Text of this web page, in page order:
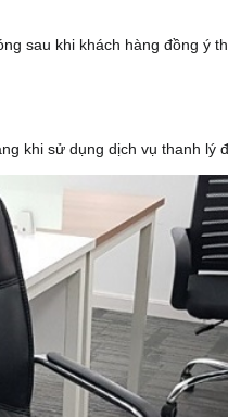
sau khi khách hàng đồng ý
khi sử dụng dịch vụ thanh lý